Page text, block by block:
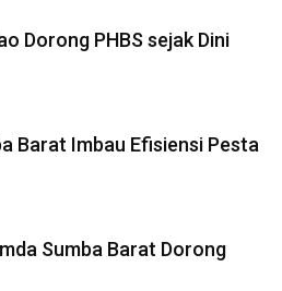
Dorong PHBS sejak Dini
Barat Imbau Efisiensi Pesta
Sumba Barat Dorong